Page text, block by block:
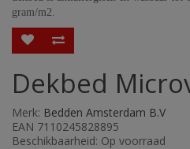
gram/m2.
Dekbed
Merk: Bedden Amsterdam B.V
EAN 7110245828895
Beschikbaarheid: Op voorraad